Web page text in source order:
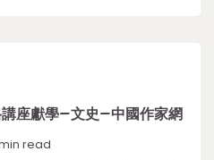
講座獻學–文史–中國作家網
read